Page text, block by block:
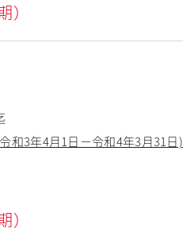
和3年4月1日－令和4年3月31日)